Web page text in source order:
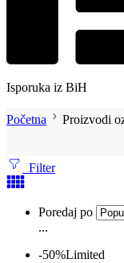
Isporuka iz BiH
Početna Proizvodi
Filter
Poredaj po
...
-50%Limited